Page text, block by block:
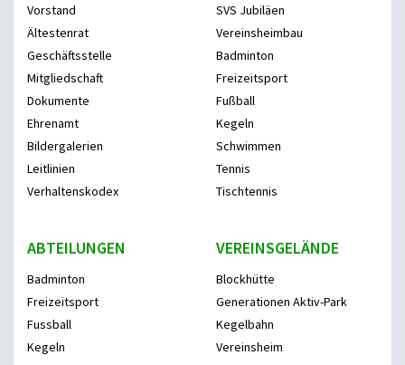
Vorstand
Ältestenrat
Geschäftsstelle
Mitgliedschaft
Dokumente
Ehrenamt
Bildergalerien
Leitlinien
Verhaltenskodex
SVS Jubiläen
Vereinsheimbau
Badminton
Freizeitsport
Fußball
Kegeln
Schwimmen
Tennis
Tischtennis
ABTEILUNGEN
Badminton
Freizeitsport
Fussball
Kegeln
VEREINSGELÄNDE
Blockhütte
Generationen Aktiv-Park
Kegelbahn
Vereinsheim